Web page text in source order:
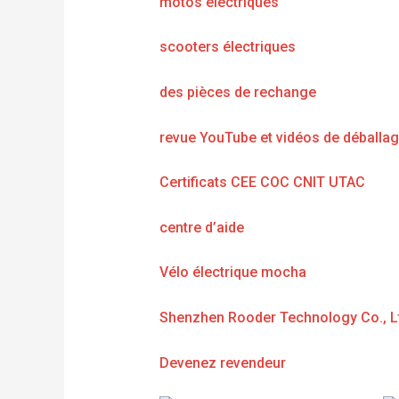
scooters électriques
des pièces de rechange
revue YouTube et vidéos de
Certificats CEE COC CNIT UTAC
centre d’aide
Vélo électrique mocha
Shenzhen Rooder Technology Co.,
Devenez revendeur